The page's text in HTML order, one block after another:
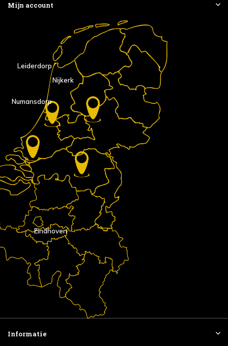
Mijn account
Eindhoven
Nijkerk
Numansdorp
Leiderdorp
Informatie